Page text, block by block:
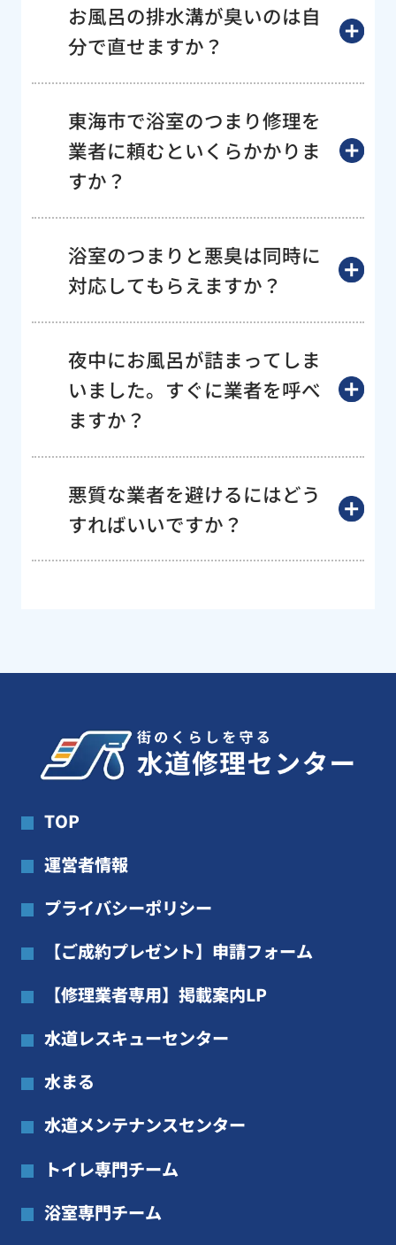
お風呂の排水溝が臭いのは自
分で直せますか？
東海市で浴室のつまり修理を
業者に頼むといくらかかりま
すか？
浴室のつまりと悪臭は同時に
対応してもらえますか？
夜中にお風呂が詰まってしま
いました。すぐに業者を呼べ
ますか？
悪質な業者を避けるにはどう
すればいいですか？
TOP
運営者情報
プライバシーポリシー
【ご成約プレゼント】申請フォーム
【修理業者専用】掲載案内LP
水道レスキューセンター
水まる
水道メンテナンスセンター
トイレ専門チーム
浴室専門チーム